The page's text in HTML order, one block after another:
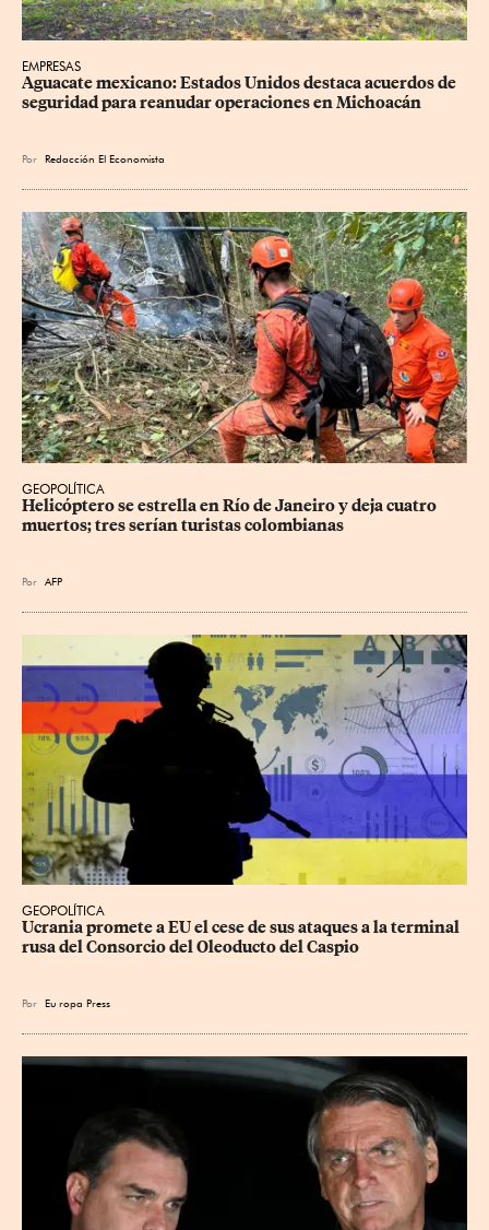
EMPRESAS
Aguacate mexicano: Estados Unidos destaca acuerdos de
seguridad para reanudar operaciones en Michoacán
Por Redacción El Economista
GEOPOLÍTICA
Helicóptero se estrella en Río de Janeiro y deja cuatro
muertos; tres serían turistas colombianas
Por AFP
GEOPOLÍTICA
Ucrania promete a EU el cese de sus ataques a la terminal
rusa del Consorcio del Oleoducto del Caspio
Por Eu ropa Press